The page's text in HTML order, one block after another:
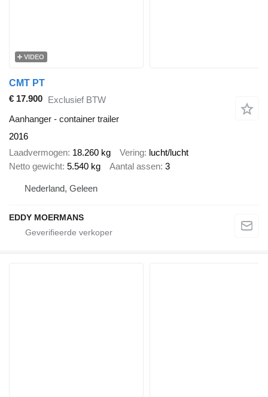
VIDEO
CMT PT
€ 17.900 Exclusief BTW
Aanhanger - container trailer
2016
Laadvermogen 18.260 kg Vering lucht/lucht
Netto gewicht 5.540 kg Aantal assen 3
Nederland, Geleen
EDDY MOERMANS